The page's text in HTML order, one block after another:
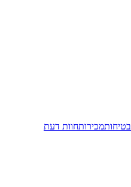
בטיחותמכירותחוות דעת